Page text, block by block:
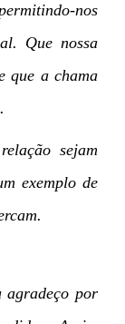
nos
Que nossa
que a chama
sejam
exemplo de
agradeço por